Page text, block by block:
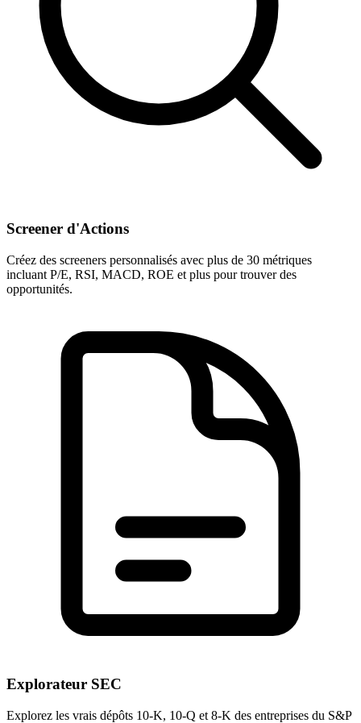
Screener d'Actions
Créez des screeners personnalisés avec plus de 30 métriques
incluant P/E, RSI, MACD, ROE et plus pour trouver des
opportunités.
Explorateur SEC
Explorez les vrais dépôts 10-K, 10-Q et 8-K des entreprises du S&P